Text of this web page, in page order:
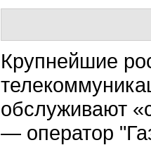
Крупнейшие
обслуживают
— оператор